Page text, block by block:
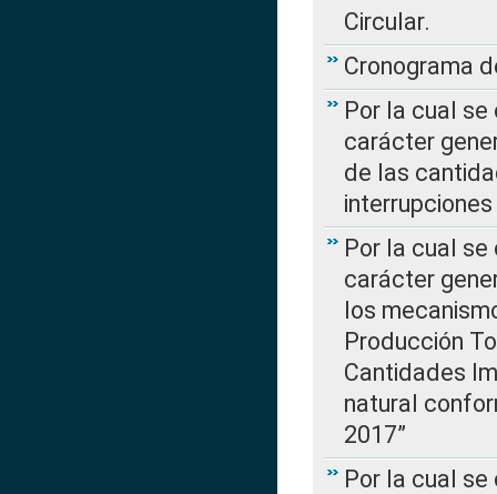
Circular.
Cronograma
Por la cual
carácter
de las
Por la cual
carácter
los
Producción
Cantidades
natural
2017”
Por la cual